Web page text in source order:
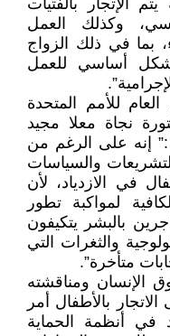
الإتجار بالفتيات
وكذلك العمل
بما في ذلك الزواج
بشكل أساسي للعمل
للأمم المتحدة
نجاة معلا مجيد
:” إنه على الرغم من
والسياسات
في الازدياد، لأن
لمواكبة تطور
بالبشر يتكيفون
والثغرات التي
متأخرة”.
الإنسان ومناقشته
بالأطفال أمر
في أنظمة الحماية